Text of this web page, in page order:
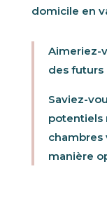
domicile en
Aimeriez-
des futurs
Saviez-
potentiels
chambres
manière